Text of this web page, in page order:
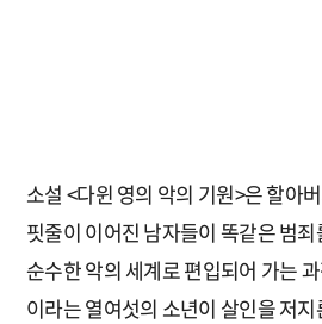
소설 <다윈 영의 악의 기원>은 할아
핏줄이 이어진 남자들이 똑같은 범
순수한 악의 세계로 편입되어 가는
이라는 열여섯의 소년이 살인을 저